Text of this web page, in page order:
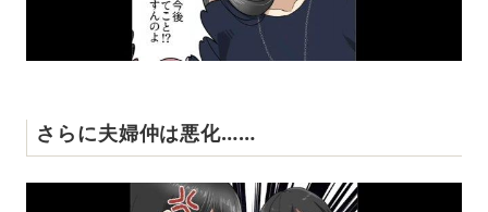
さらに夫婦仲は悪化……